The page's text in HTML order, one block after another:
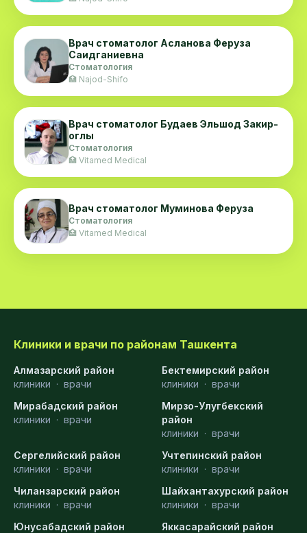
ухмылкой-типа я вам могу доказать что колол а
вы-лохушка...
Врач стоматолог Асланова Феруза
Саидганиевна
Стоматология
🏥 Najod-Shifo
Врач стоматолог Будаев Эльшод Закир-
оглы
Стоматология
🏥 Vitamed Medical
Врач стоматолог Муминова Феруза
Стоматология
🏥 Vitamed Medical
Клиники и врачи по районам Ташкента
Алмазарский район
клиники · врачи
Бектемирский район
клиники · врачи
Мирабадский район
клиники · врачи
Мирзо-Улугбекский
район
клиники · врачи
Сергелийский район
клиники · врачи
Учтепинский район
клиники · врачи
Чиланзарский район
клиники · врачи
Шайхантахурский район
клиники · врачи
Юнусабадский район
Яккасарайский район